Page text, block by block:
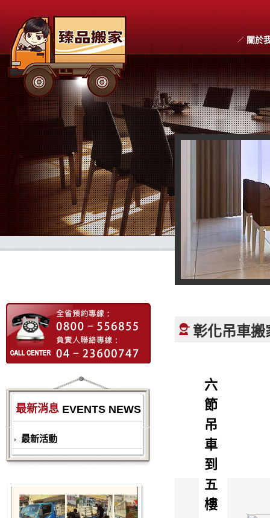
關於
搬家
最新消息 EVENTS NEWS
最新活動
彰化吊車
六節吊車到五樓